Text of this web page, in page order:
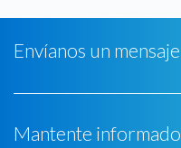
Envíanos un mensaje
Mantente informado